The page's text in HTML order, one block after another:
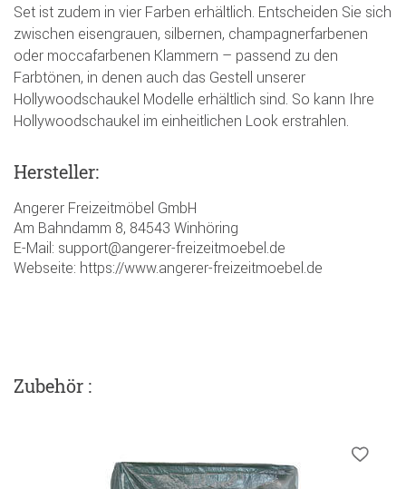
Set ist zudem in vier Farben erhältlich. Entscheiden Sie sich
zwischen eisengrauen, silbernen, champagnerfarbenen
oder moccafarbenen Klammern – passend zu den
Farbtönen, in denen auch das Gestell unserer
Hollywoodschaukel Modelle erhältlich sind. So kann Ihre
Hollywoodschaukel im einheitlichen Look erstrahlen.
Hersteller:
Angerer Freizeitmöbel GmbH
Am Bahndamm 8, 84543 Winhöring
E-Mail: support@angerer-freizeitmoebel.de
Webseite: https://www.angerer-freizeitmoebel.de
Zubehör :